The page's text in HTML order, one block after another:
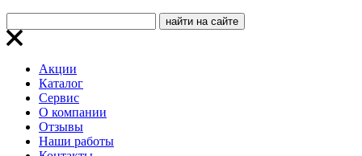
Акции
Каталог
Сервис
О компании
Отзывы
Наши работы